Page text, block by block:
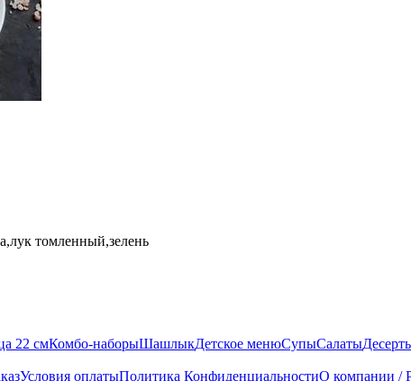
томленный,зелень
22 смКомбо-наборыШашлыкДетское менюСупыСалаты
Условия оплатыПолитика КонфиденциальностиО компании /